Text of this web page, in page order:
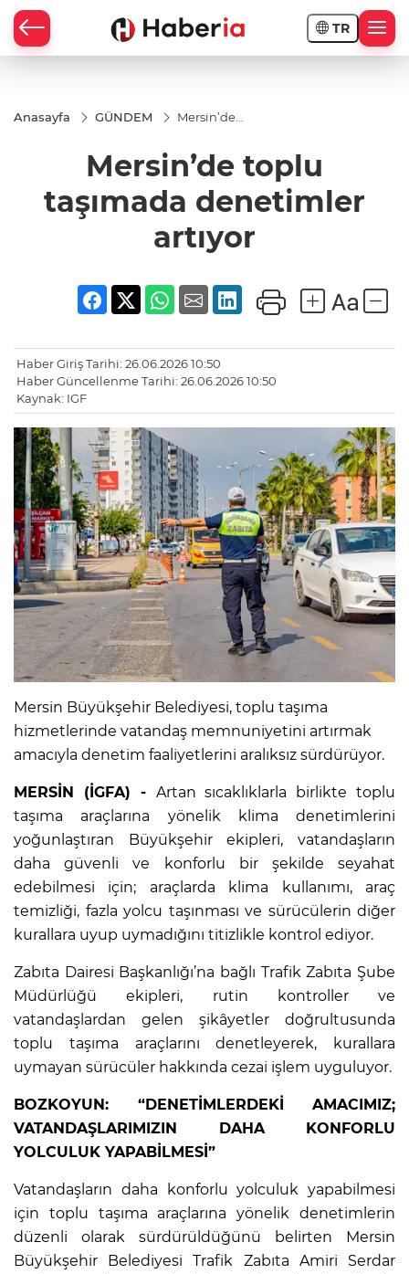
TR
Anasayfa GÜNDEM
Mersin’de
denetimler
artıyor
Mersin’de toplu
taşımada denetimler
artıyor
Haber Giriş Tarihi: 26.06.2026 10:50
Haber Güncellenme Tarihi: 26.06.2026 10:50
Kaynak: IGF
Mersin Büyükşehir Belediyesi, toplu taşıma
hizmetlerinde vatandaş memnuniyetini artırmak
amacıyla denetim faaliyetlerini aralıksız sürdürüyor.
MERSİN (İGFA) - Artan sıcaklıklarla birlikte toplu
taşıma araçlarına yönelik klima denetimlerini
yoğunlaştıran Büyükşehir ekipleri, vatandaşların
daha güvenli ve konforlu bir şekilde seyahat
edebilmesi için; araçlarda klima kullanımı, araç
temizliği, fazla yolcu taşınması ve sürücülerin diğer
kurallara uyup uymadığını titizlikle kontrol ediyor.
Zabıta Dairesi Başkanlığı’na bağlı Trafik Zabıta Şube
Müdürlüğü ekipleri, rutin kontroller ve
vatandaşlardan gelen şikâyetler doğrultusunda
toplu taşıma araçlarını denetleyerek, kurallara
uymayan sürücüler hakkında cezai işlem uyguluyor.
BOZKOYUN: “DENETİMLERDEKİ AMACIMIZ;
VATANDAŞLARIMIZIN DAHA KONFORLU
YOLCULUK YAPABİLMESİ”
Vatandaşların daha konforlu yolculuk yapabilmesi
için toplu taşıma araçlarına yönelik denetimlerin
düzenli olarak sürdürüldüğünü belirten Mersin
Büyükşehir Belediyesi Trafik Zabıta Amiri Serdar